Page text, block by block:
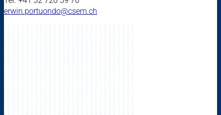
erwin.portuondo@csem.ch